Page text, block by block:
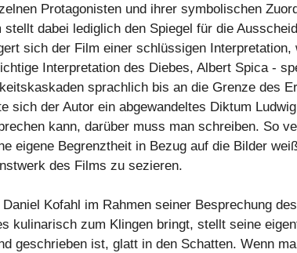
Protagonisten und ihrer symbolischen
stellt dabei lediglich den Spiegel für die
sich der Film einer schlüssigen
Interpretation des Diebes, Albert Spica -
sprachlich bis an die Grenze des
sich der Autor ein abgewandeltes Diktum
kann, darüber muss man schreiben. So
eigene Begrenztheit in Bezug auf die Bilder
des Films zu sezieren.
Kofahl im Rahmen seiner Besprechung
kulinarisch zum Klingen bringt, stellt seine
geschrieben ist, glatt in den Schatten. Wenn